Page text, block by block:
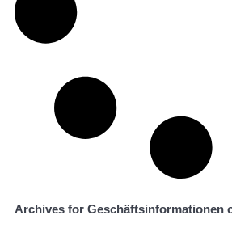
Archives for Geschäftsinformationen